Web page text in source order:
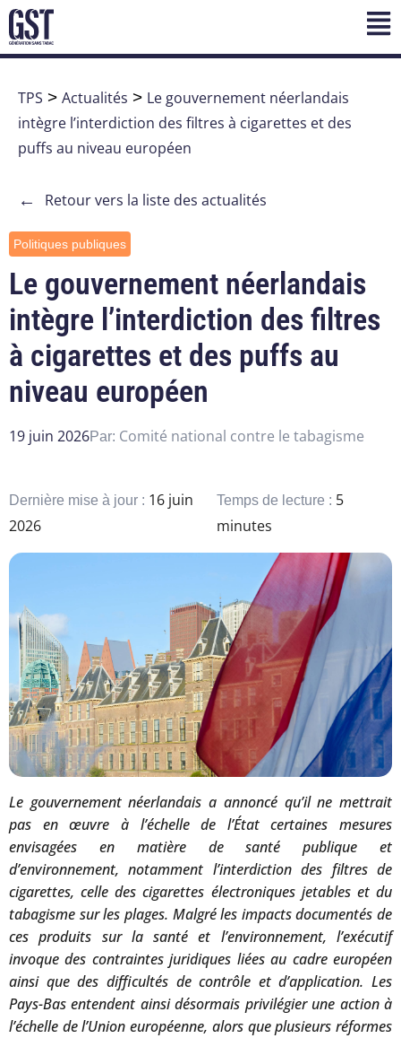
TPS > Actualités > Le gouvernement néerlandais
intègre l’interdiction des filtres à cigarettes et des
puffs au niveau européen
← Retour vers la liste des actualités
Politiques publiques
Le gouvernement néerlandais
intègre l’interdiction des filtres
à cigarettes et des puffs au
niveau européen
19 juin 2026Par: Comité national contre le tabagisme
Dernière mise à jour : 16 juin
2026
Temps de lecture : 5
minutes
Le gouvernement néerlandais a annoncé qu’il ne mettrait
pas en œuvre à l’échelle de l’État certaines mesures
envisagées en matière de santé publique et
d’environnement, notamment l’interdiction des filtres de
cigarettes, celle des cigarettes électroniques jetables et du
tabagisme sur les plages. Malgré les impacts documentés de
ces produits sur la santé et l’environnement, l’exécutif
invoque des contraintes juridiques liées au cadre européen
ainsi que des difficultés de contrôle et d’application. Les
Pays-Bas entendent ainsi désormais privilégier une action à
l’échelle de l’Union européenne, alors que plusieurs réformes